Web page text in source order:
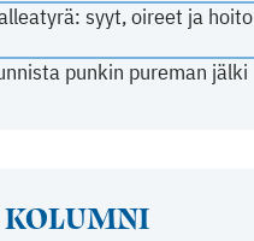
syyt, oireet ja hoito
punkin pureman jälki
KOLUMNI